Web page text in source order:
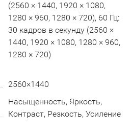
(2560 × 1440, 1920 × 1080,
1280 × 960, 1280 × 720), 60 Гц:
30 кадров в секунду (2560 ×
1440, 1920 × 1080, 1280 × 960,
1280 × 720)
2560×1440
Насыщенность, Яркость,
Контраст, Резкость, Усиление